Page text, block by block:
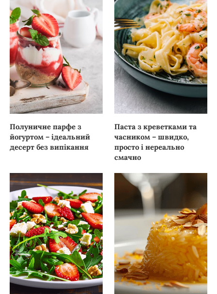
Полуничне парфе з
йогуртом – ідеальний
десерт без випікання
Паста з креветками та
часником – швидко,
просто і нереально
смачно